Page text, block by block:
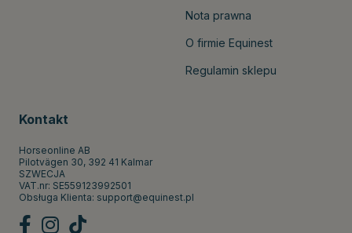
Nota prawna
O firmie Equinest
Regulamin sklepu
Kontakt
Horseonline AB
Pilotvägen 30, 392 41 Kalmar
SZWECJA
VAT.nr: SE559123992501
Obsługa Klienta: support@equinest.pl